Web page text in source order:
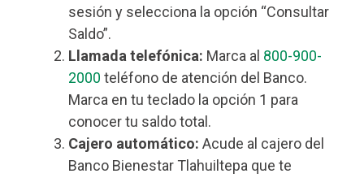
sesión y selecciona la opción “Consultar
Saldo”.
Llamada telefónica: Marca al 800-900-
2000 teléfono de atención del Banco.
Marca en tu teclado la opción 1 para
conocer tu saldo total.
Cajero automático: Acude al cajero del
Banco Bienestar Tlahuiltepa que te